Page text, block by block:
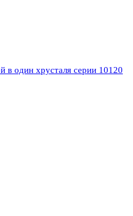
в один хрусталя серии 10120